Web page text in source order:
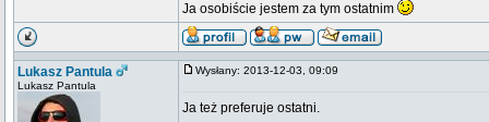
Ja osobiście jestem za tym ostatnim
Lukasz Pantula
Lukasz Pantula
Wysłany: 2013-12-03, 09:09
Ja też preferuje ostatni.